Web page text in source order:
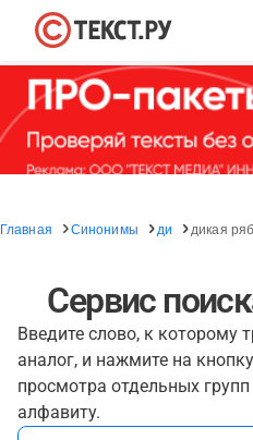
Главная Синонимы ди дикая
Сервис
Введите слово, к которому
аналог, и нажмите на
просмотра отдельных
алфавиту.